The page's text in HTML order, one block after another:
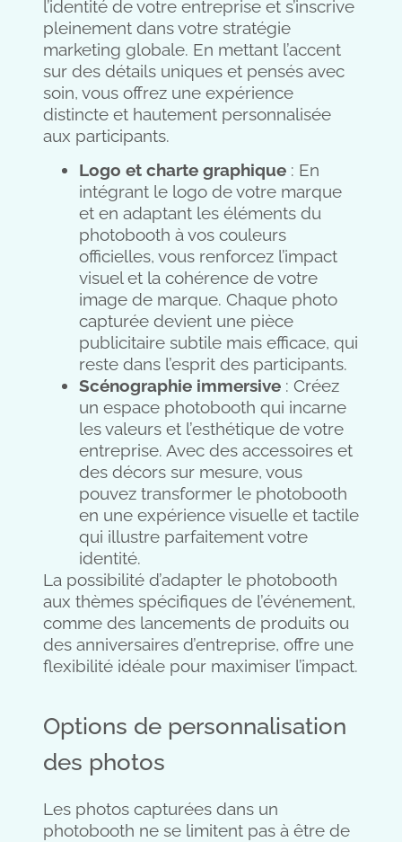
l’identité de votre entreprise et s’inscrive
pleinement dans votre stratégie
marketing globale. En mettant l’accent
sur des détails uniques et pensés avec
soin, vous offrez une expérience
distincte et hautement personnalisée
aux participants.
Logo et charte graphique : En
intégrant le logo de votre marque
et en adaptant les éléments du
photobooth à vos couleurs
officielles, vous renforcez l’impact
visuel et la cohérence de votre
image de marque. Chaque photo
capturée devient une pièce
publicitaire subtile mais efficace, qui
reste dans l’esprit des participants.
Scénographie immersive : Créez
un espace photobooth qui incarne
les valeurs et l’esthétique de votre
entreprise. Avec des accessoires et
des décors sur mesure, vous
pouvez transformer le photobooth
en une expérience visuelle et tactile
qui illustre parfaitement votre
identité.
La possibilité d’adapter le photobooth
aux thèmes spécifiques de l’événement,
comme des lancements de produits ou
des anniversaires d’entreprise, offre une
flexibilité idéale pour maximiser l’impact.
Options de personnalisation
des photos
Les photos capturées dans un
photobooth ne se limitent pas à être de